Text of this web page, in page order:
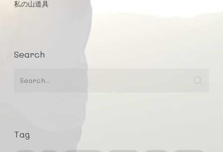
私の山道具
Search
Tag